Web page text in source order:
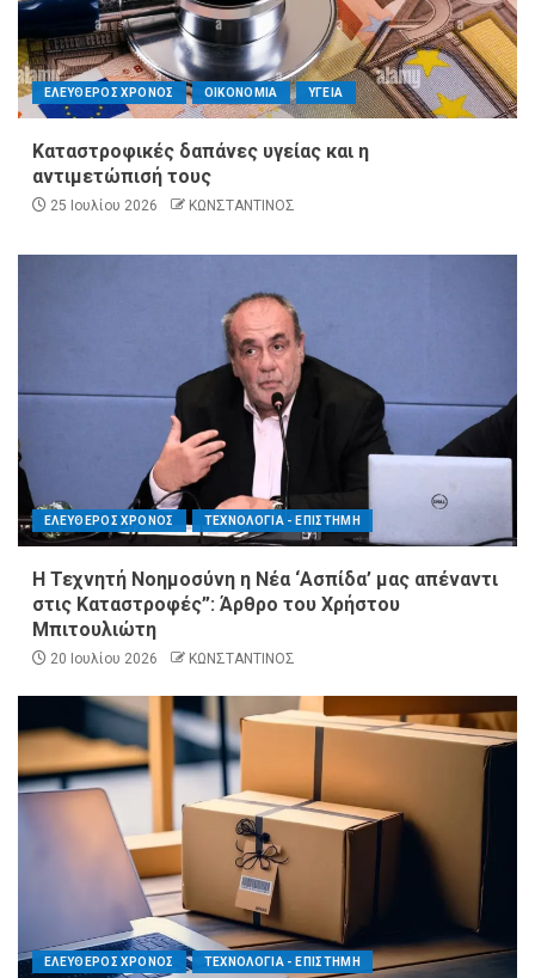
ΕΛΕΥΘΕΡΟΣ ΧΡΟΝΟΣ ΟΙΚΟΝΟΜΙΑ ΥΓΕΙΑ
Καταστροφικές δαπάνες υγείας και η
αντιμετώπισή τους
25 Ιουλίου 2026 ΚΩΝΣΤΑΝΤΙΝΟΣ
ΕΛΕΥΘΕΡΟΣ ΧΡΟΝΟΣ ΤΕΧΝΟΛΟΓΙΑ - ΕΠΙΣΤΗΜΗ
Η Τεχνητή Νοημοσύνη η Νέα ‘Ασπίδα’ μας απέναντι
στις Καταστροφές”: Άρθρο του Χρήστου
Μπιτουλιώτη
20 Ιουλίου 2026 ΚΩΝΣΤΑΝΤΙΝΟΣ
ΕΛΕΥΘΕΡΟΣ ΧΡΟΝΟΣ ΤΕΧΝΟΛΟΓΙΑ - ΕΠΙΣΤΗΜΗ